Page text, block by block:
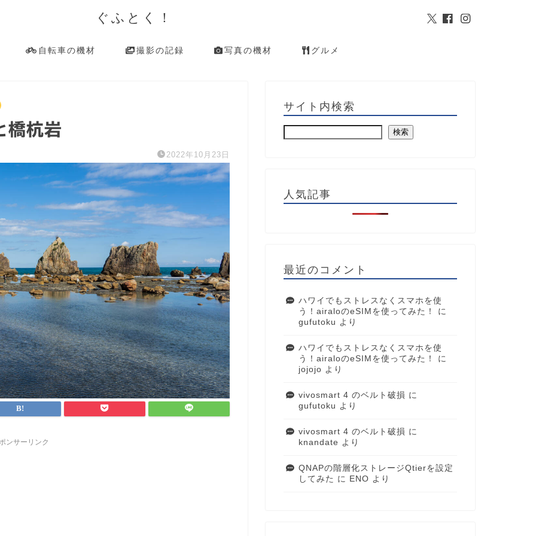
ぐふとく！
自転車の機材 撮影の記録 写真の機材 グルメ
橋杭岩
2022年10月23日
ンサーリンク
サイト内検索
検索
人気記事
最近のコメント
ハワイでもストレスなくスマホを使
う！airaloのeSIMを使ってみた！
に
gufutoku より
ハワイでもストレスなくスマホを使
う！airaloのeSIMを使ってみた！
に
jojojo より
vivosmart 4 のベルト破損 に
gufutoku より
vivosmart 4 のベルト破損 に
knandate より
QNAPの階層化ストレージQtierを設定
してみた に ENO より